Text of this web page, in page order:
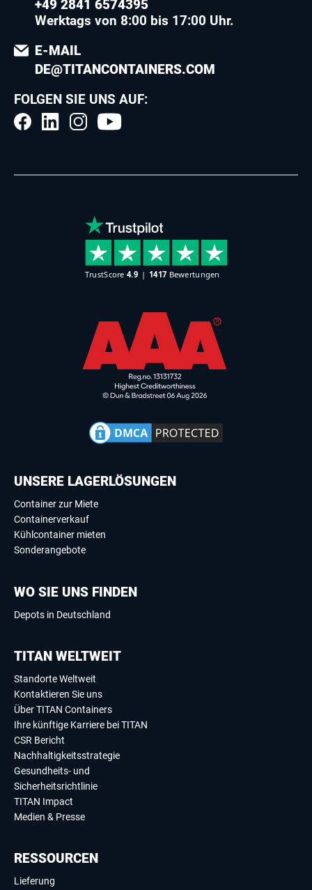
+49 2841 6574395
Werktags von 8:00 bis 17:00 Uhr.
E-MAIL
DE@TITANCONTAINERS.COM
FOLGEN SIE UNS AUF:
UNSERE LAGERLÖSUNGEN
Container zur Miete
Containerverkauf
Kühlcontainer mieten
Sonderangebote
WO SIE UNS FINDEN
Depots in Deutschland
TITAN WELTWEIT
Standorte Weltweit
Kontaktieren Sie uns
Über TITAN Containers
Ihre künftige Karriere bei TITAN
CSR Bericht
Nachhaltigkeitsstrategie
Gesundheits- und
Sicherheitsrichtlinie
TITAN Impact
Medien & Presse
RESSOURCEN
Lieferung